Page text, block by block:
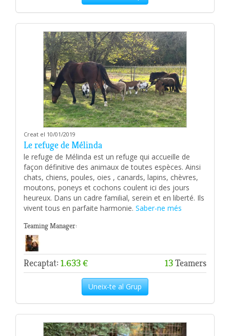
Creat el 10/01/2019
Le refuge de Mélinda
le refuge de Mélinda est un refuge qui accueille de
façon définitive des animaux de toutes espèces. Ainsi
chats, chiens, poules, oies , canards, lapins, chèvres,
moutons, poneys et cochons coulent ici des jours
heureux. Dans un cadre familial, serein et en liberté. Ils
vivent tous en parfaite harmonie. Saber-ne més
Teaming Manager:
Recaptat: 1.633 € 13Teamers
Uneix-te al Grup